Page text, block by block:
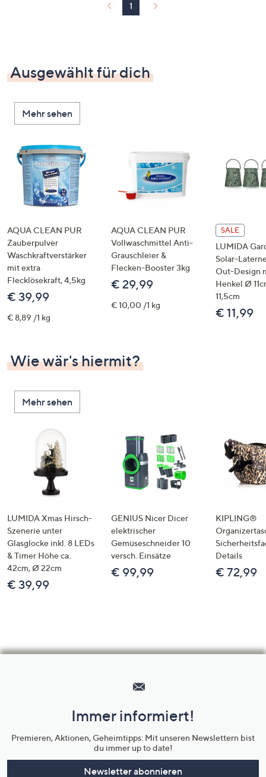
1
Ausgewählt für dich
Mehr sehen
AQUA CLEAN PUR
Zauberpulver
Waschkraftverstärker
mit extra
Flecklösekraft, 4,5kg
€ 39,99
€ 8,89 /1 kg
AQUA CLEAN PUR
Vollwaschmittel Anti-
Grauschleier &
Flecken-Booster 3kg
€ 29,99
€ 10,00 /1 kg
SALE
LUMIDA
Solar-
Out-Design
Henkel Ø
11,5cm
€ 11,99
Wie wär's hiermit?
Mehr sehen
LUMIDA Xmas Hirsch-
Szenerie unter
Glasglocke inkl. 8 LEDs
& Timer Höhe ca.
42cm, Ø 22cm
€ 39,99
GENIUS Nicer Dicer
elektrischer
Gemüseschneider 10
versch. Einsätze
€ 99,99
KIPLING®
Details
€ 72,99
Unternehmensinformationen
Immer informiert!
Premieren, Aktionen, Geheimtipps: Mit unseren Newslettern bist
du immer up to date!
Newsletter abonnieren